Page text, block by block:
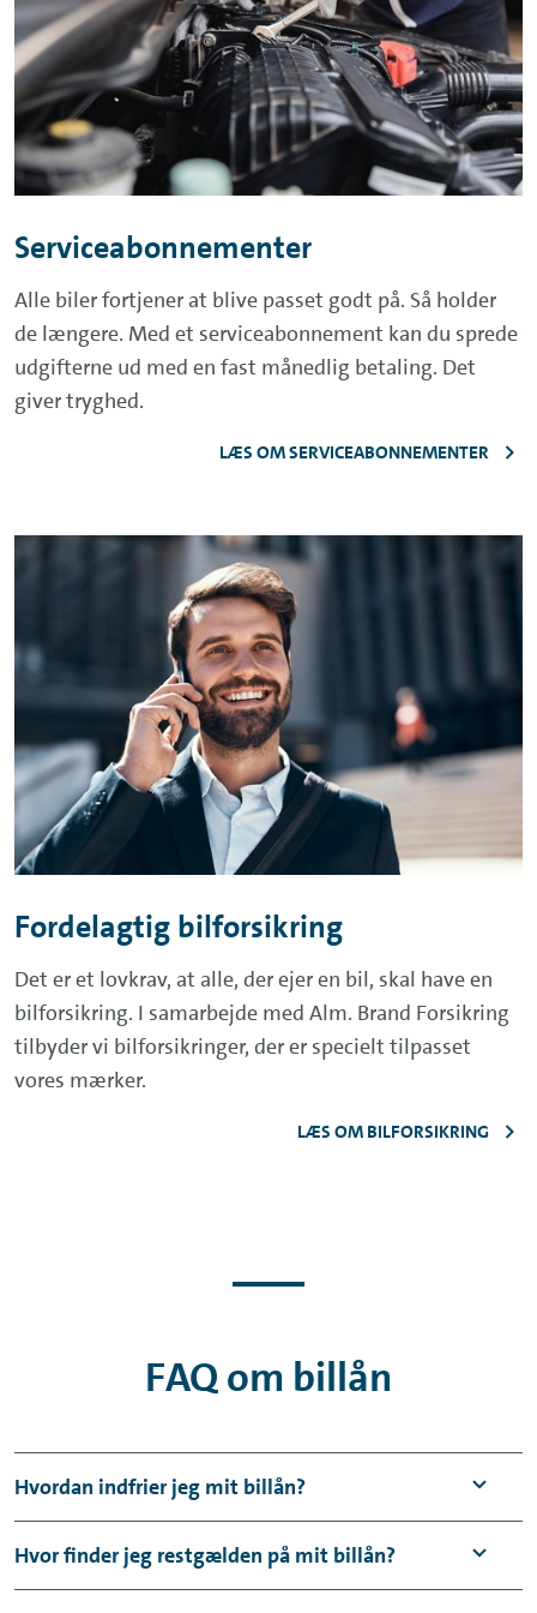
Serviceabonnementer
Alle biler fortjener at blive passet godt på. Så holder
de længere. Med et serviceabonnement kan du sprede
udgifterne ud med en fast månedlig betaling. Det
giver tryghed.
LÆS OM SERVICEABONNEMENTER
Fordelagtig bilforsikring
Det er et lovkrav, at alle, der ejer en bil, skal have en
bilforsikring. I samarbejde med Alm. Brand Forsikring
tilbyder vi bilforsikringer, der er specielt tilpasset
vores mærker.
LÆS OM BILFORSIKRING
FAQ om billån
Hvordan indfrier jeg mit billån?
Du kan indfri dit billån, når du ønsker. Udfyld
Hvor finder jeg restgælden på mit billån?